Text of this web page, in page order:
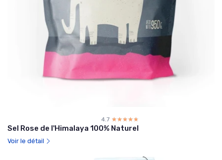
4.7 ☆☆☆☆☆
★★★★★
Sel Rose de l'Himalaya 100% Naturel
Voir le détail